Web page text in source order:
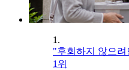
1.
"후회하지 않으
1위